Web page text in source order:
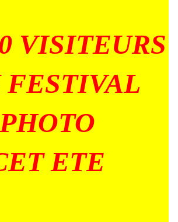
VISITEURS
FESTIVAL
PHOTO
ETE